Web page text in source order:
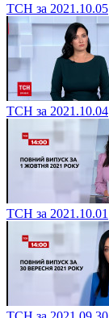
ТСН за 2021.10.05
ТСН за 2021.10.04
ТСН за 2021.10.01